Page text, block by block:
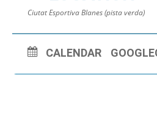
Ciutat Esportiva Blanes (pista verda)
CALENDAR